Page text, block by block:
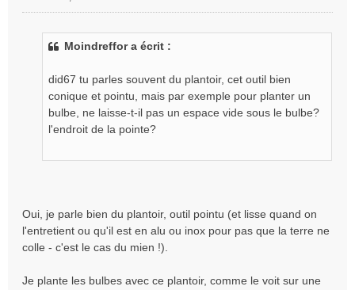
Moindreffor a écrit :
did67 tu parles souvent du plantoir, cet outil bien
conique et pointu, mais par exemple pour planter un
bulbe, ne laisse-t-il pas un espace vide sous le bulbe?
l'endroit de la pointe?
Oui, je parle bien du plantoir, outil pointu (et lisse quand on
l'entretient ou qu'il est en alu ou inox pour pas que la terre ne
colle - c'est le cas du mien !).
Je plante les bulbes avec ce plantoir, comme le voit sur une